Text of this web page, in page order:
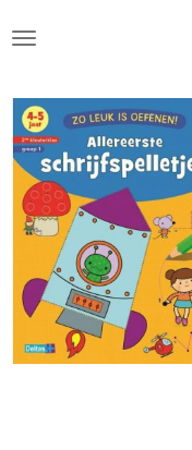
direct
de
hoofdinhoud